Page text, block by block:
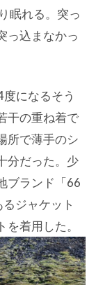
眠れる。突っ
っ込まなかっ
になるそう
干の重ね着で
所で薄手のシ
分だった。少
ブランド「66
ジャケット
着用した。